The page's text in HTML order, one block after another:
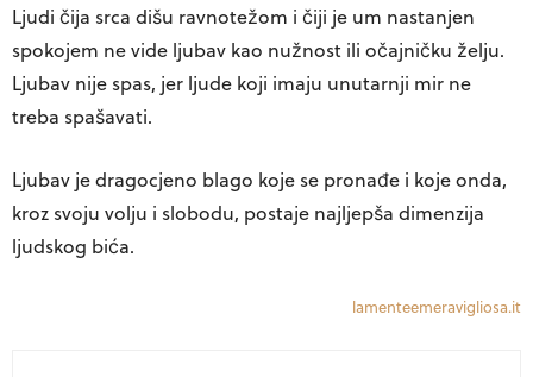
Ljudi čija srca dišu ravnotežom i čiji je um nastanjen
spokojem ne vide ljubav kao nužnost ili očajničku želju.
Ljubav nije spas, jer ljude koji imaju unutarnji mir ne
treba spašavati.
Ljubav je dragocjeno blago koje se pronađe i koje onda,
kroz svoju volju i slobodu, postaje najljepša dimenzija
ljudskog bića.
lamenteemeravigliosa.it